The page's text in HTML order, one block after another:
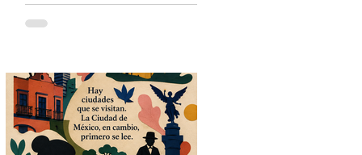
representó la mayor apuesta de
TelevisaUnivision desde el lanzamiento
valioso: los derechos exclusivos para
transmitir por streaming los 104
partidos del torneo en México. La
estrategia parecía impecable: convertir